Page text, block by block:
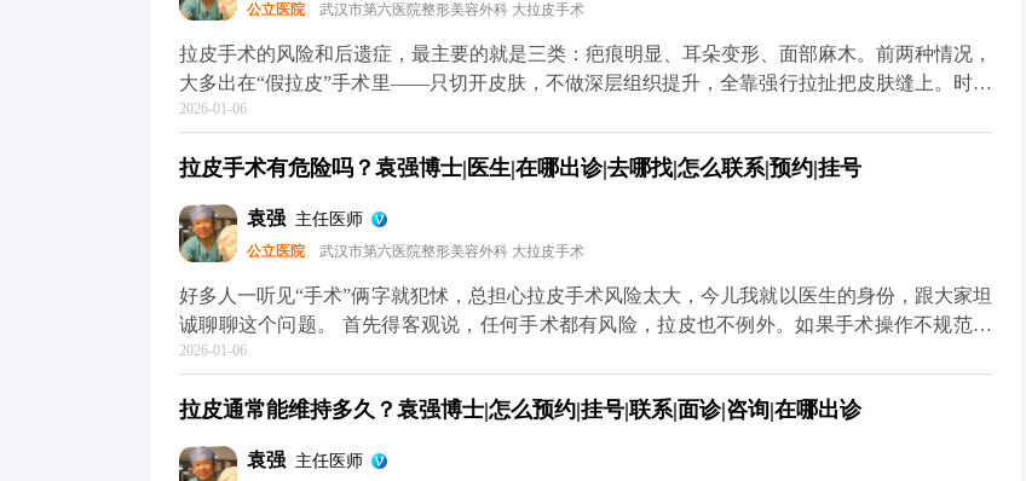
理，这种年轻状态还能维持得更久。 想知道更多关于MCR复合提升术的问题，可以去官方媒体
平台（公众号、百家号、小红薯）预约面诊，详细了解。
公立医院 武汉市第六医院整形美容外科 大拉皮手术
拉皮手术的风险和后遗症，最主要的就是三类：疤痕明显、耳朵变形、面部麻木。前两种情况，
大多出在“假拉皮”手术里——只切开皮肤，不做深层组织提升，全靠强行拉扯把皮肤缝上。时间
一长，下垂的组织会往下拽切口和耳朵，慢慢就会出现疤痕变宽、耳朵变形的问题。 但正规的
贴合，不会强行拉扯切口和耳朵，这样就能最大程度避免疤痕和耳朵变形的问题。 至于面部麻
可能会有麻木感，但这种感觉一般三个月内就会慢慢恢复。只要医生操作规范，避开重要神经，
这种暂时性的不适完全是可以接受的。 总结下来就是，拉皮的后遗症大多和手术方式不规范有
关，选对医生和手术方案，就能有效规避。 想知道更多关于MCR复合提升术的问题，可以去官
方媒体平台（公众号、百家号、小红薯）预约面诊，详细了解。
2026-01-06
拉皮手术有危险吗？袁强博士|医生|在哪出诊|去哪找|怎么联系|预约|挂号
袁强 主任医师
公立医院 武汉市第六医院整形美容外科 大拉皮手术
好多人一听见“手术”俩字就犯怵，总担心拉皮手术风险太大，今儿我就以医生的身份，跟大家坦
诚聊聊这个问题。 首先得客观说，任何手术都有风险，拉皮也不例外。如果手术操作不规范，
确实可能出现血肿、皮肤凹凸不平，严重的还可能损伤神经。比如有些朋友做完后耳朵变形、疤
行拉扯皮肤缝合，自然容易出问题。 但大家也不用过度恐慌，在正规医院找经验丰富的医生操
神经，做分层减张缝合，尽量减少对组织的创伤。还会注意保护面部主要神经分支，避免不必要
2026-01-06
拉皮通常能维持多久？袁强博士|怎么预约|挂号|联系|面诊|咨询|在哪出诊
袁强 主任医师